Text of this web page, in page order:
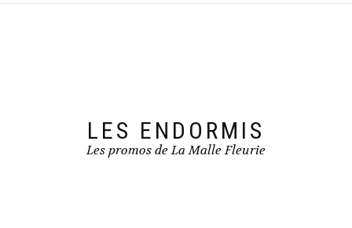
LES ENDORMIS
Les promos de La Malle Fleurie